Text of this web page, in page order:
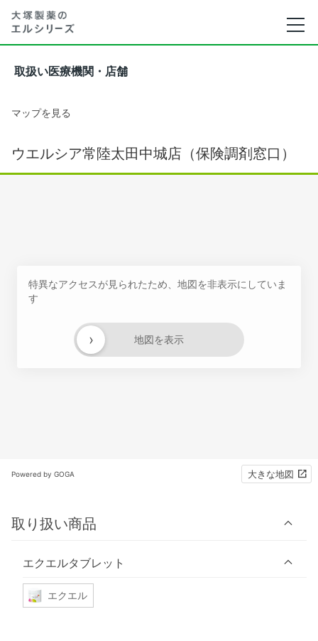
取扱い医療機関・店舗
マップを見る
ウエルシア常陸太田中城店（保険調剤窓口）
特異なアクセスが見られたため、地図を非表示にしていま
す
地図を表示
›
Powered by GOGA 大きな地図
取り扱い商品
エクエルタブレット
エクエル